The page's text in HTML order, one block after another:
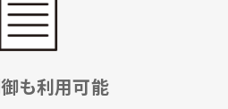
も利用可能